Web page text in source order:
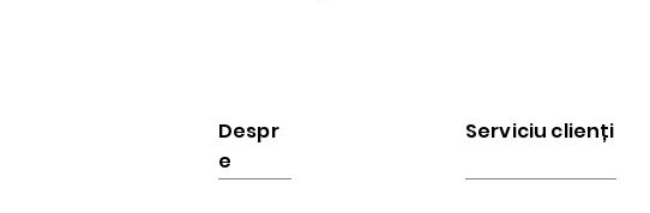
Despr
e
Serviciu clienți